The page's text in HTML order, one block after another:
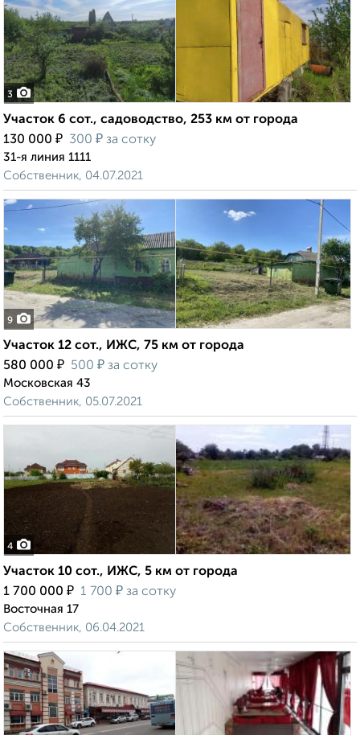
3
Участок 6 сот., садоводство, 253 км от города
130 000 ₽ 300 ₽ за сотку
31-я линия 1111
Собственник, 04.07.2021
9
Участок 12 сот., ИЖС, 75 км от города
580 000 ₽ 500 ₽ за сотку
Московская 43
Собственник, 05.07.2021
4
Участок 10 сот., ИЖС, 5 км от города
1 700 000 ₽ 1 700 ₽ за сотку
Восточная 17
Собственник, 06.04.2021